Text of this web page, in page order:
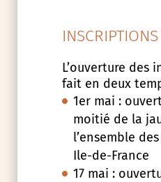
INSCRIPTIONS
L’ouverture des
fait en deux
1er mai :
moitié de la
l’ensemble
Ile-de-France
17 mai :